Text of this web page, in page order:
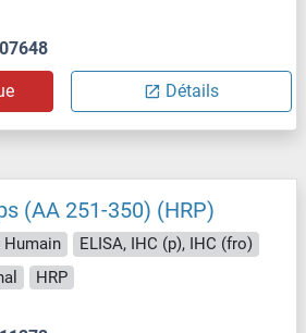
Détails
(AA 251-350) (HRP)
Humain
ELISA, IHC (p), IHC (fro)
HRP